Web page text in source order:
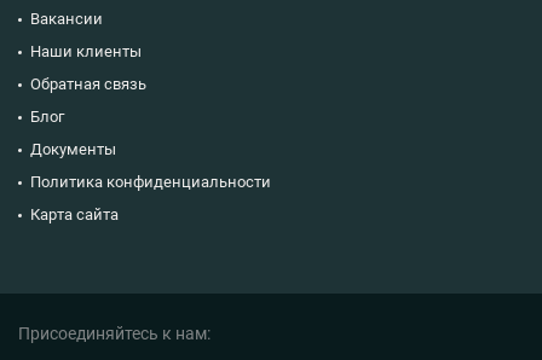
Вакансии
Наши клиенты
Обратная связь
Блог
Документы
Политика конфиденциальности
Карта сайта
Присоединяйтесь к нам: